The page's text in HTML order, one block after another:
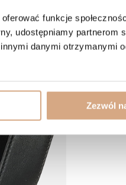
funkcje
udostępniamy partnerom
danymi otrzymanymi
Zezwól